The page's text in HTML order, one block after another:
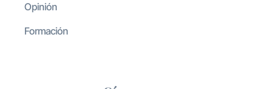
Opinión
Formación